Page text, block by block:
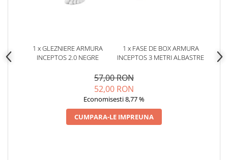
1 x GLEZNIERE ARMURA
INCEPTOS 2.0 NEGRE
1 x FASE DE BOX ARMURA
INCEPTOS 3 METRI ALBASTRE
57,00 RON
52,00 RON
Economisesti 8,77 %
CUMPARA-LE IMPREUNA